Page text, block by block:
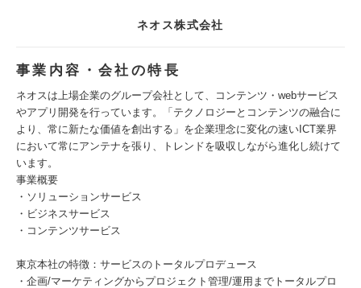
ネオス株式会社
事業内容・会社の特長
ネオスは上場企業のグループ会社として、コンテンツ・webサービス
やアプリ開発を行っています。「テクノロジーとコンテンツの融合に
より、常に新たな価値を創出する」を企業理念に変化の速いICT業界
において常にアンテナを張り、トレンドを吸収しながら進化し続けて
います。
事業概要
・ソリューションサービス
・ビジネスサービス
・コンテンツサービス
東京本社の特徴：サービスのトータルプロデュース
・企画/マーケティングからプロジェクト管理/運用までトータルプロ